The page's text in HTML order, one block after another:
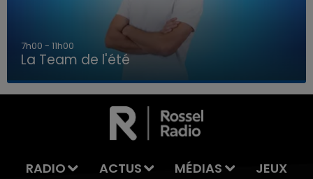
LA TEAM DE L'ÉTÉ
7h00 - 11h00
La Team de l'été
RADIO ACTUS MÉDIAS
JEUX